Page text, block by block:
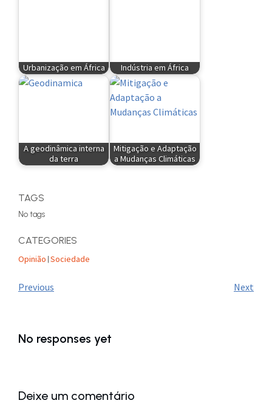
Urbanização em África Indústria em África
A geodinâmica interna
da terra
Mitigação e Adaptação
a Mudanças Climáticas
TAGS
No tags
CATEGORIES
Opinião |Sociedade
Previous Next
No responses yet
Deixe um comentário